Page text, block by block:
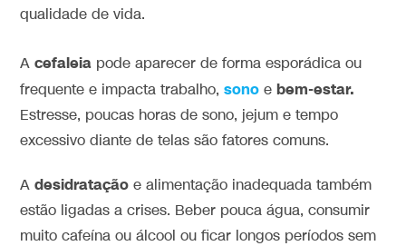
qualidade de vida.
Acefaleia pode aparecer de forma esporádica ou
frequente e impacta trabalho,sono ebem-estar.
Estresse, poucas horas de sono, jejum e tempo
excessivo diante de telas são fatores comuns.
Adesidratação e alimentação inadequada também
estão ligadas a crises. Beber pouca água, consumir
muito cafeína ou álcool ou ficar longos períodos sem